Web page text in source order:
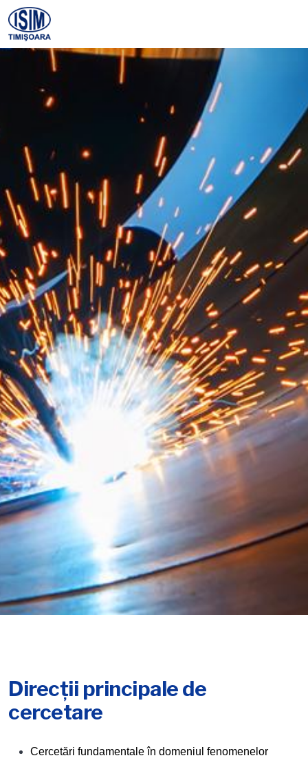
Direcții principale de
cercetare
Cercetări fundamentale în domeniul fenomenelor